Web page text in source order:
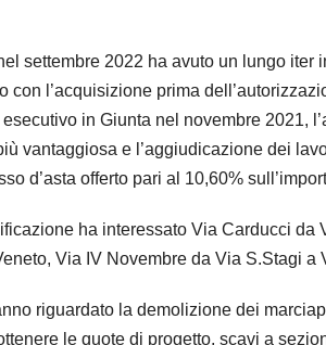
settembre 2022 ha avuto un lungo
con l’acquisizione prima
in Giunta nel novembre 2021,
vantaggiosa e l’aggiudicazione dei
d’asta offerto pari al 10,60%
ha interessato Via Carducci
Via IV Novembre da Via S.Stagi
riguardato la demolizione dei
le quote di progetto, scavi a